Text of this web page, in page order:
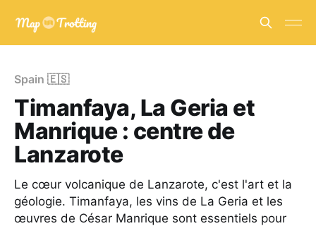
Spain 🇪🇸
Timanfaya, La Geria et
Manrique : centre de
Lanzarote
Le cœur volcanique de Lanzarote, c'est l'art et la
géologie. Timanfaya, les vins de La Geria et les
œuvres de César Manrique sont essentiels pour